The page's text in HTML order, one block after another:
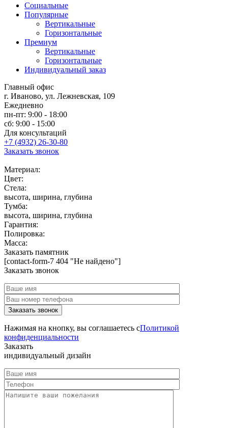
Социальные
Популярные
Вертикальные
Горизонтальные
Премиум
Вертикальные
Горизонтальные
Индивидуальный заказ
Главный офис
г. Иваново, ул. Лежневская, 109
Ежедневно
пн-пт: 9:00 - 18:00
сб: 9:00 - 15:00
Для консультаций
+7 (4932) 26-30-80
Заказать звонок
Материал:
Цвет:
Стела:
высота, ширина, глубина
Тумба:
высота, ширина, глубина
Гарантия:
Полировка:
Масса:
Заказать памятник
[contact-form-7 404 "Не найдено"]
Заказать звонок
Нажимая на кнопку, вы соглашаетесь сПолитикой
конфиденциальности
Заказать
индивидуальный дизайн